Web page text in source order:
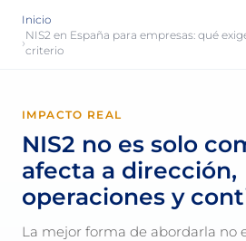
Inicio
›NIS2 en España para empresas: qué
criterio
IMPACTO REAL
NIS2 no es solo
afecta a dirección,
operaciones y
La mejor forma de abordarla no